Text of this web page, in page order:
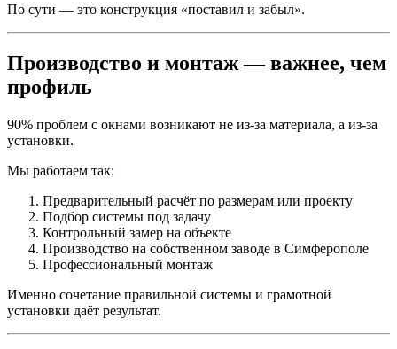
По сути — это конструкция «поставил и забыл».
Производство и монтаж — важнее, чем
профиль
90% проблем с окнами возникают не из-за материала, а из-за
установки.
Мы работаем так:
Предварительный расчёт по размерам или проекту
Подбор системы под задачу
Контрольный замер на объекте
Производство на собственном заводе в Симферополе
Профессиональный монтаж
Именно сочетание правильной системы и грамотной
установки даёт результат.